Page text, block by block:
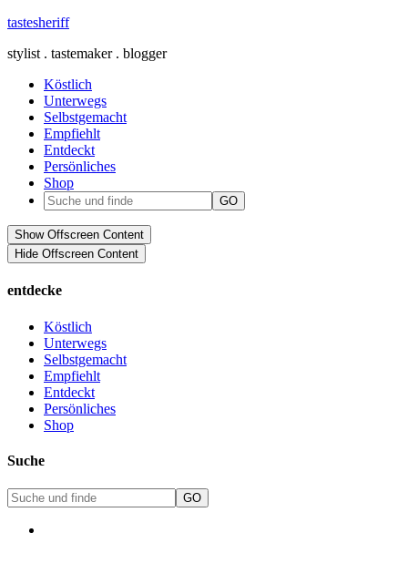
tastesheriff
stylist . tastemaker . blogger
Köstlich
Unterwegs
Selbstgemacht
Empfiehlt
Entdeckt
Persönliches
Shop
Show Offscreen Content
Hide Offscreen Content
entdecke
Köstlich
Unterwegs
Selbstgemacht
Empfiehlt
Entdeckt
Persönliches
Shop
Suche